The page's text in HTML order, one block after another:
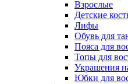
Взрослые
Детские
Лифы
Обувь для
Пояса для
Топы для
Украшения
Юбки для